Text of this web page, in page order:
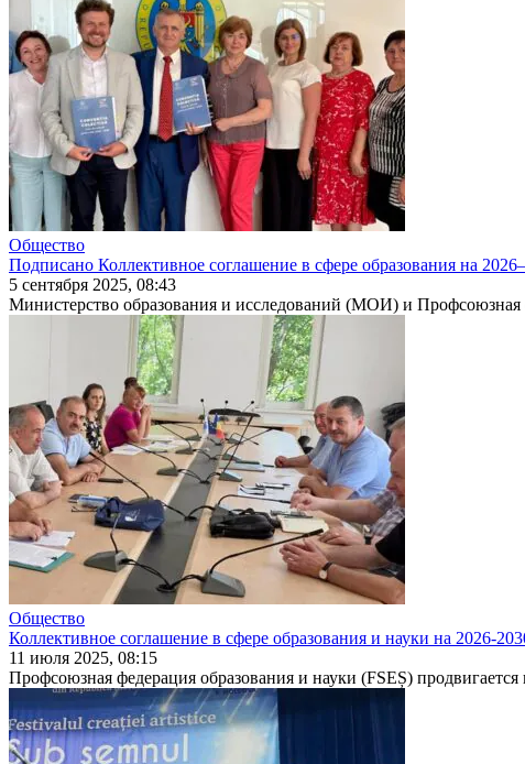
Общество
Подписано Коллективное соглашение в сфере образования на
5 сентября 2025, 08:43
Министерство образования и исследований (МОИ) и Профсоюзная
Общество
Коллективное соглашение в сфере образования и науки на 2026-
11 июля 2025, 08:15
Профсоюзная федерация образо­вания и науки (FSEȘ)